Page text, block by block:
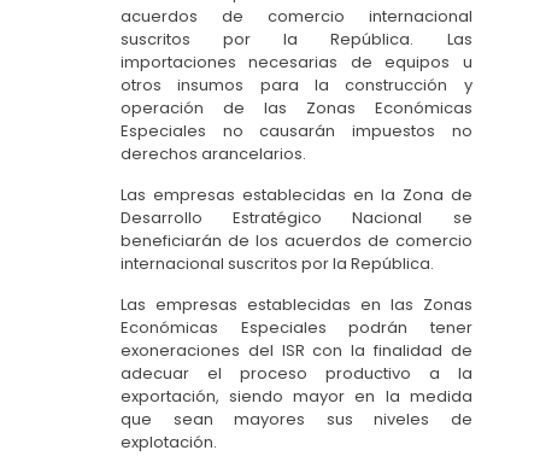
acuerdos de comercio internacional
suscritos por la República. Las
importaciones necesarias de equipos u
otros insumos para la construcción y
operación de las Zonas Económicas
Especiales no causarán impuestos no
derechos arancelarios.
Las empresas establecidas en la Zona de
Desarrollo Estratégico Nacional se
beneficiarán de los acuerdos de comercio
internacional suscritos por la República.
Las empresas establecidas en las Zonas
Económicas Especiales podrán tener
exoneraciones del ISR con la finalidad de
adecuar el proceso productivo a la
exportación, siendo mayor en la medida
que sean mayores sus niveles de
explotación.